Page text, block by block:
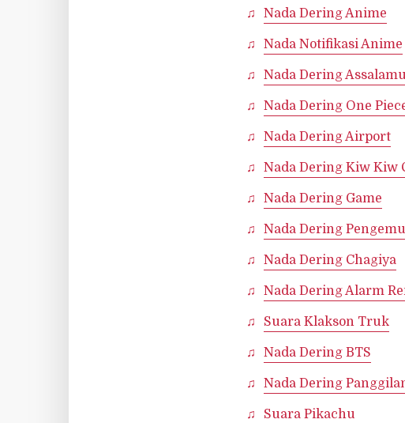
Nada Dering Anime
Nada Notifikasi Anime
Nada Dering
Nada Dering One
Nada Dering Airport
Nada Dering Kiw Kiw
Nada Dering Game
Nada Dering
Nada Dering Chagiya
Nada Dering Alarm
Suara Klakson Truk
Nada Dering BTS
Nada Dering
Suara Pikachu